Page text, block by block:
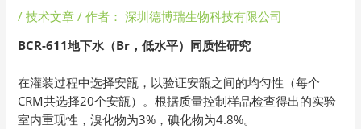
/技术文章 / 作者： 深圳德博瑞生物科技有限公司
BCR-611地下水（Br，低水平）同质性研究
在灌装过程中选择安瓿，以验证安瓿之间的均匀性（每个
CRM共选择20个安瓿）。根据质量控制样品检查得出的实验
室内重现性，溴化物为3%，碘化物为4.8%。